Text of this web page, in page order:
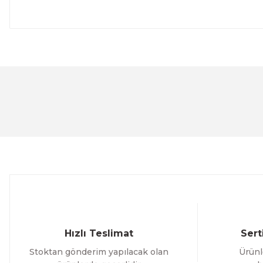
Hızlı Teslimat
Stoktan gönderim yapılacak olan